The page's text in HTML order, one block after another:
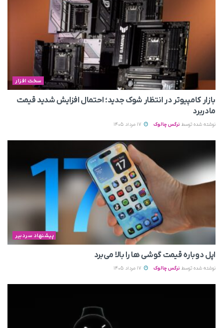
سخت افزار
بازار کامپیوتر در انتظار شوک جدید؛ احتمال افزایش شدید قیمت
مادربرد
نوشته شده توسط نرگس چالوک
پیشنهاد سردبیر
اپل دوباره قیمت‌ گوشی ها را بالا می‌برد
نوشته شده توسط نرگس چالوک